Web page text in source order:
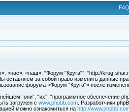
FAQ
«нас», «наш», “Форум "Круга"”, “http://krug-
оставляем за собой право изменить данные
форума «Форум "Круга"» после
“они”, “их”, “программное обеспечение
загружен с www.phpbb.com . Разработчики
можно ознакомиться на http://